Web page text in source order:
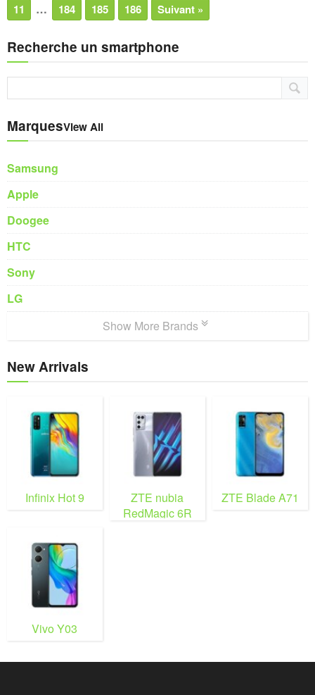
11
… 184 185 186 Suivant »
Recherche un smartphone
MarquesView All
Samsung
Apple
Doogee
HTC
Sony
LG
Show More Brands
New Arrivals
Infinix Hot 9
ZTE nubia
RedMagic 6R
ZTE Blade A71
Vivo Y03